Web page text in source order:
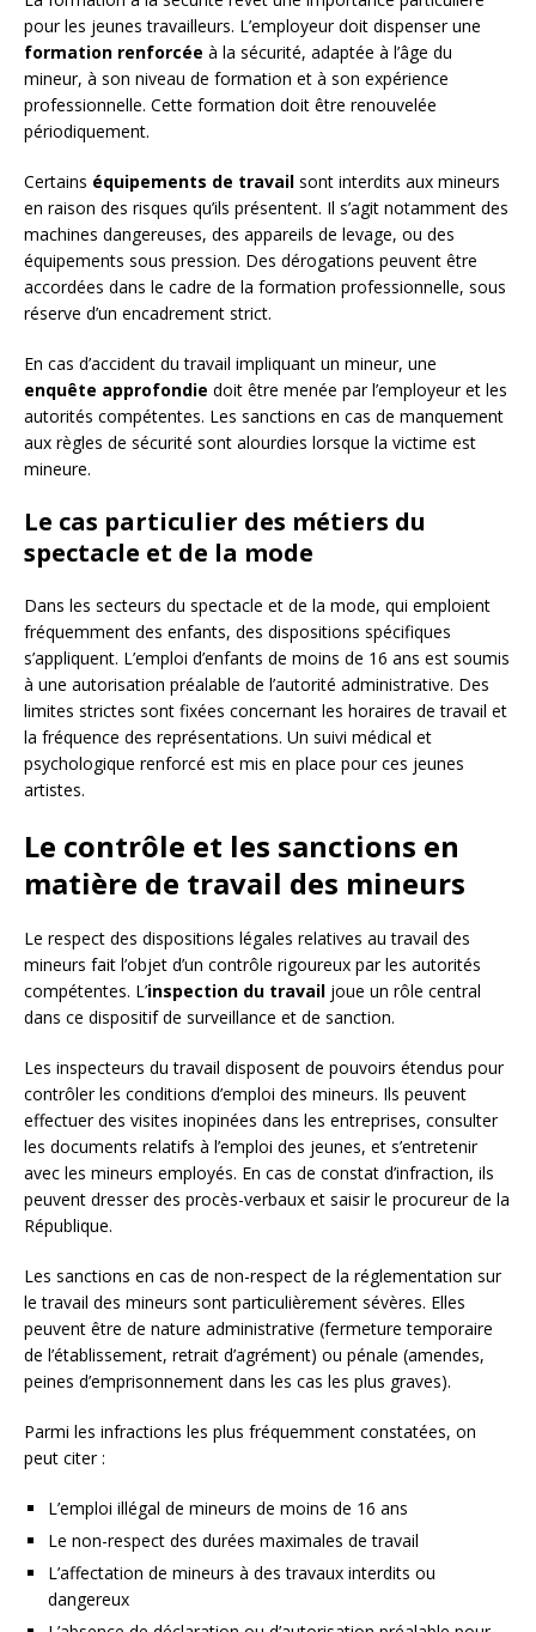
pour les jeunes travailleurs. L’employeur doit dispenser une
formation renforcée à la sécurité, adaptée à l’âge du
mineur, à son niveau de formation et à son expérience
professionnelle. Cette formation doit être renouvelée
périodiquement.
Certains équipements de travail sont interdits aux mineurs
en raison des risques qu’ils présentent. Il s’agit notamment des
machines dangereuses, des appareils de levage, ou des
équipements sous pression. Des dérogations peuvent être
accordées dans le cadre de la formation professionnelle, sous
réserve d’un encadrement strict.
En cas d’accident du travail impliquant un mineur, une
enquête approfondie doit être menée par l’employeur et les
autorités compétentes. Les sanctions en cas de manquement
aux règles de sécurité sont alourdies lorsque la victime est
mineure.
Le cas particulier des métiers du
spectacle et de la mode
Dans les secteurs du spectacle et de la mode, qui emploient
fréquemment des enfants, des dispositions spécifiques
s’appliquent. L’emploi d’enfants de moins de 16 ans est soumis
à une autorisation préalable de l’autorité administrative. Des
limites strictes sont fixées concernant les horaires de travail et
la fréquence des représentations. Un suivi médical et
psychologique renforcé est mis en place pour ces jeunes
artistes.
Le contrôle et les sanctions en
matière de travail des mineurs
Le respect des dispositions légales relatives au travail des
mineurs fait l’objet d’un contrôle rigoureux par les autorités
compétentes. L’inspection du travail joue un rôle central
dans ce dispositif de surveillance et de sanction.
Les inspecteurs du travail disposent de pouvoirs étendus pour
contrôler les conditions d’emploi des mineurs. Ils peuvent
effectuer des visites inopinées dans les entreprises, consulter
les documents relatifs à l’emploi des jeunes, et s’entretenir
avec les mineurs employés. En cas de constat d’infraction, ils
peuvent dresser des procès-verbaux et saisir le procureur de la
République.
Les sanctions en cas de non-respect de la réglementation sur
le travail des mineurs sont particulièrement sévères. Elles
peuvent être de nature administrative (fermeture temporaire
de l’établissement, retrait d’agrément) ou pénale (amendes,
peines d’emprisonnement dans les cas les plus graves).
Parmi les infractions les plus fréquemment constatées, on
peut citer :
L’emploi illégal de mineurs de moins de 16 ans
Le non-respect des durées maximales de travail
L’affectation de mineurs à des travaux interdits ou
dangereux